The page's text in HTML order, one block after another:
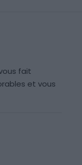
fait
et vous